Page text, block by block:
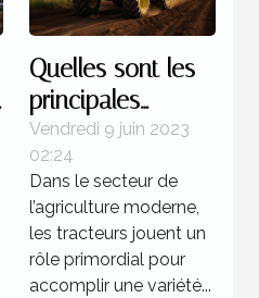
Quelles sont les
principales
marques de
tracteurs
agricoles
disponibles sur le
marché ?
Vendredi 9 juin 2023
02:24
Dans le secteur de
l’agriculture moderne,
les tracteurs jouent un
rôle primordial pour
accomplir une variété...